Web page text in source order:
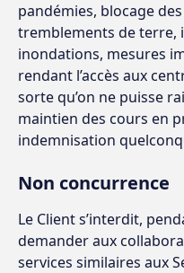
pandémies, blocage
tremblements de terre,
inondations, mesures
rendant l’accès aux
sorte qu’on ne puisse
maintien des cours en
indemnisation
Non concurrence
Le Client s’interdit,
demander aux
services similaires aux